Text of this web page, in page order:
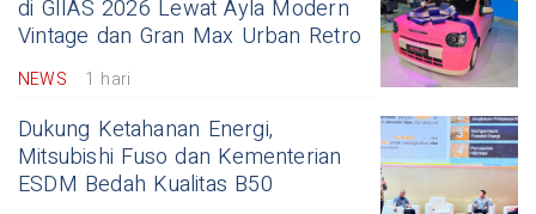
di GIIAS 2026 Lewat Ayla Modern
Vintage dan Gran Max Urban Retro
NEWS 1 hari
Dukung Ketahanan Energi,
Mitsubishi Fuso dan Kementerian
ESDM Bedah Kualitas B50